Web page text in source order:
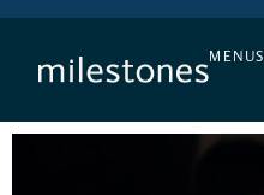
MENUS